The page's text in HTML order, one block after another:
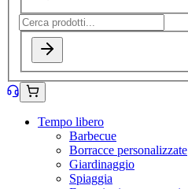
Tempo libero
Barbecue
Borracce personalizzate
Giardinaggio
Spiaggia